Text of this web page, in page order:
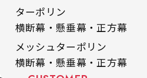
ターポリン
横断幕・懸垂幕・正方幕
メッシュターポリン
横断幕・懸垂幕・正方幕